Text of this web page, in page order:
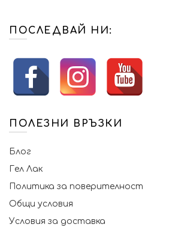
ПОСЛЕДВАЙ НИ:
ПОЛЕЗНИ ВРЪЗКИ
Блог
Гел Лак
Политика за поверителност
Общи условия
Условия за доставка